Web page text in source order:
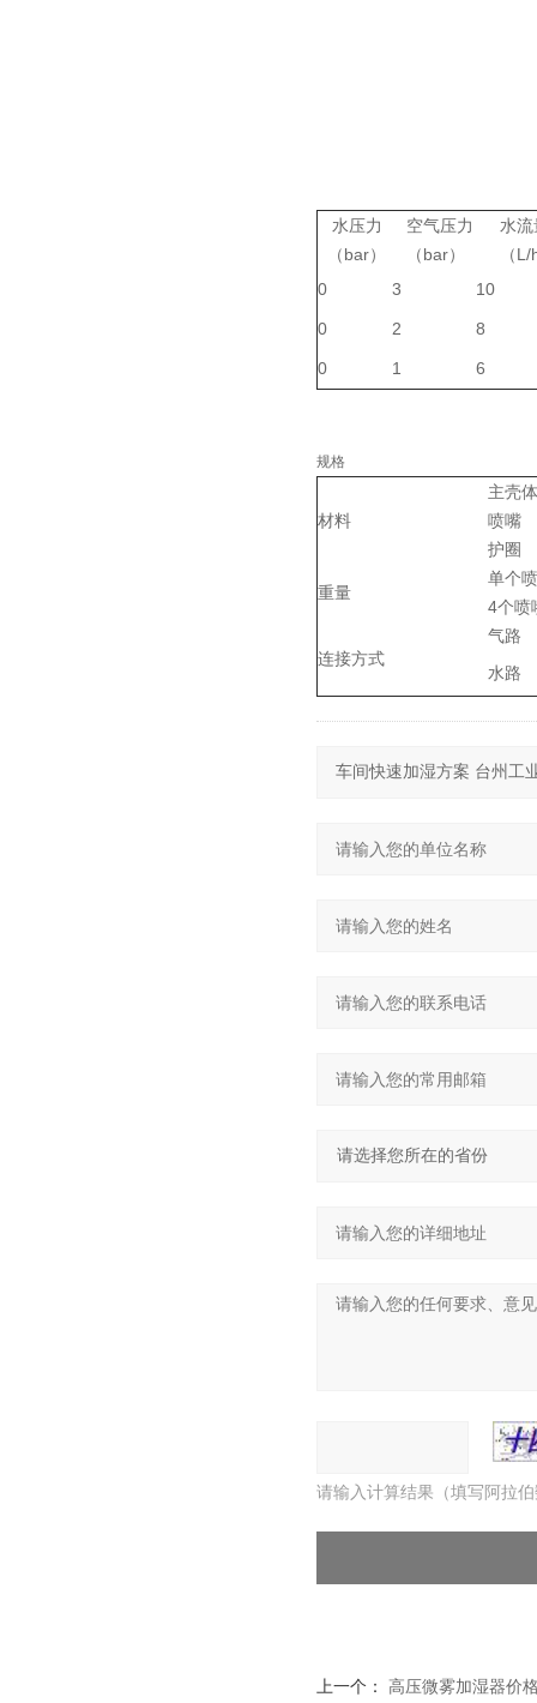
水压力
（bar）
空气压力
（bar）
水流
（L/
0
3 10
0 2 8
0 1 6
规格
材料
主壳体
喷嘴
护圈
重量
单个
4个喷
连接方式
气路
水路
请输入计算结果（填写阿拉
上一个： 高压微雾加湿器价